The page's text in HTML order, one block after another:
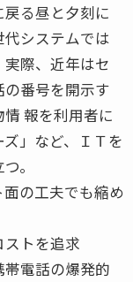
る昼と夕刻に
システムでは
際、近年はセ
番号を開示す
報を利用者に
」など、ＩＴを
。
の工夫でも縮め
ストを追求
電話の爆発的